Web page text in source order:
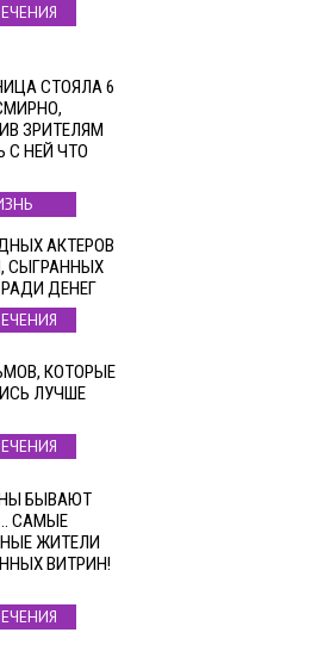
СТОЯЛА 6
ЗРИТЕЛЯМ
С НЕЙ ЧТО
АКТЕРОВ
СЫГРАННЫХ
ДЕНЕГ
КОТОРЫЕ
ЛУЧШЕ
БЫВАЮТ
САМЫЕ
ЖИТЕЛИ
ВИТРИН!